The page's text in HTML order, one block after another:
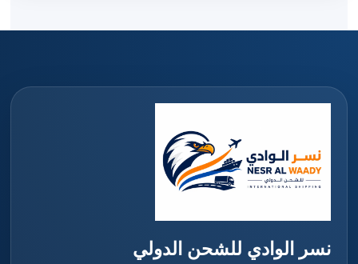
نسر الوادي للشحن الدولي